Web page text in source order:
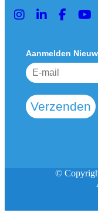
Aanmelden
Verzenden
©